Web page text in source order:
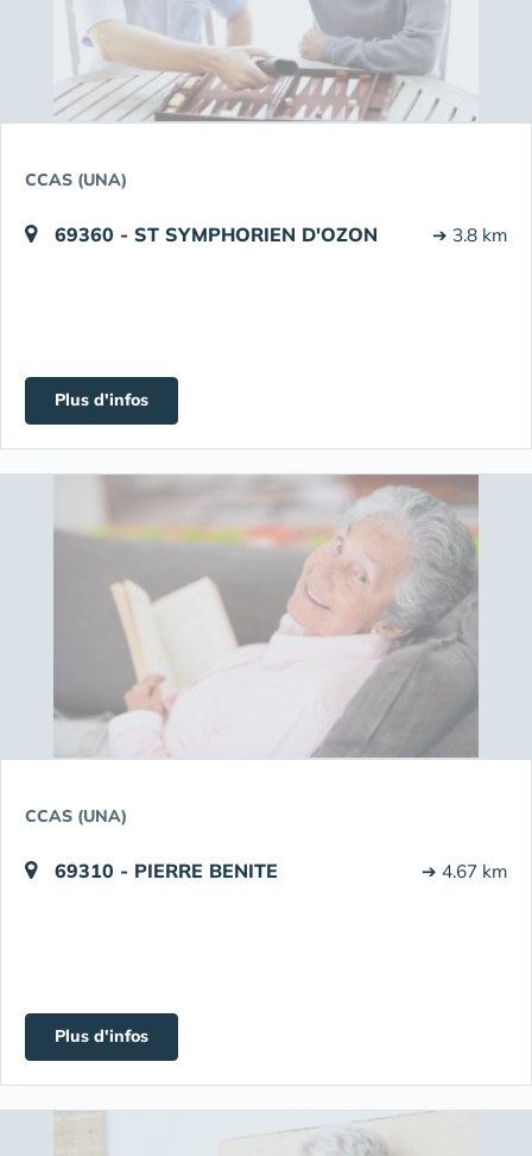
CCAS (UNA)
69360 - ST SYMPHORIEN D'OZON ➔ 3.8 km
Plus d'infos
CCAS (UNA)
69310 - PIERRE BENITE ➔ 4.67 km
Plus d'infos